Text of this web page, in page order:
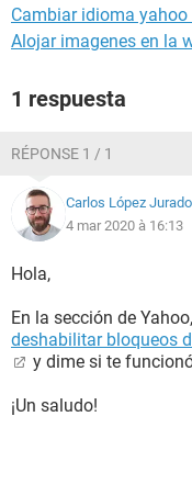
Cambiar idioma yahoo
Alojar imagenes en la
1 respuesta
RÉPONSE 1 / 1
Carlos López Jurado
4 mar 2020 à 16:13
Hola,
En la sección de
deshabilitar bloqueos
y dime si te
¡Un saludo!